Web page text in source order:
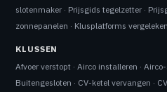
slotenmaker · Prijsgids tegelzetter ·
zonnepanelen · Klusplatforms vergeleken
KLUSSEN
Afvoer verstopt ·Airco installeren ·
Buitengesloten · CV-ketel vervangen ·